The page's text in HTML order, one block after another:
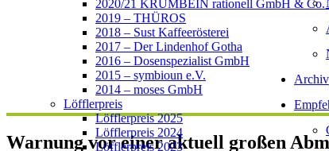
Archiv
2020/21 KRUMBEIN rationell GmbH & Co.
2019 – THÜROS
2018 – Sust Kaffeerösterei
2017 – Der Lindenhof Gotha
2016 – Dosenspezialist GmbH
2015 – symbioun e.V.
2014 – moses GmbH
Löfflerpreis
Löfflerpreis 2025
Löfflerpreis 2024
Löfflerpreis 2023
Warnung vor einer aktuell großen